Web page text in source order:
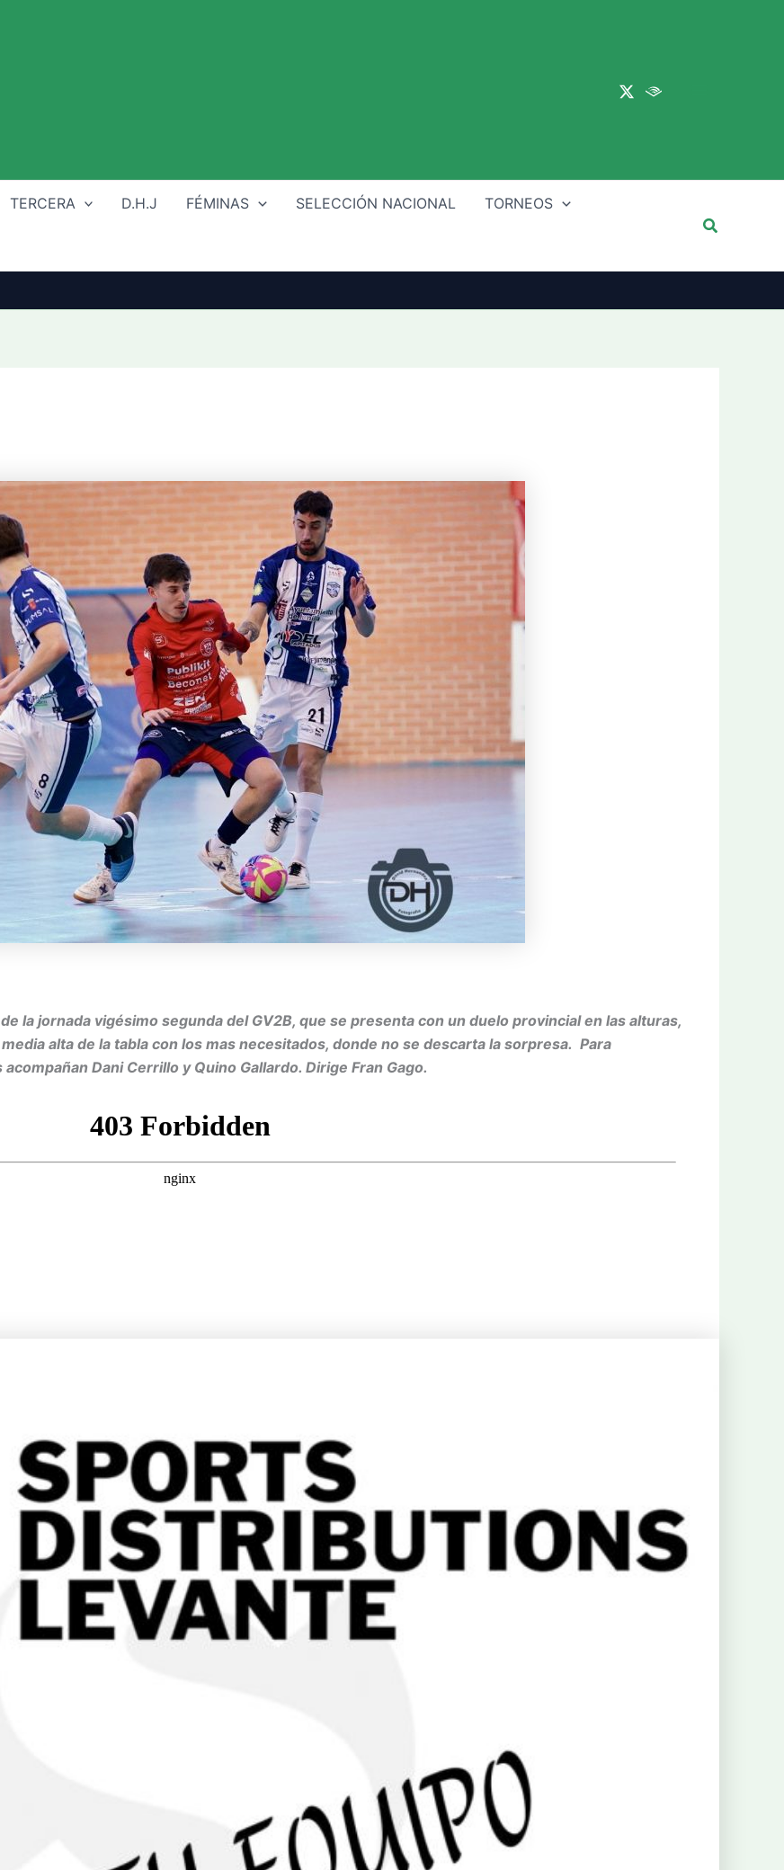
TERCERA D.H.J FÉMINAS SELECCIÓN NACIONAL TORNEOS
Buscar
la jornada vigésimo segunda del GV2B, que se presenta con un duelo provincial en las alturas,
alta de la tabla con los mas necesitados, donde no se descarta la sorpresa. Para
Dani Cerrillo y Quino Gallardo. Dirige Fran Gago.